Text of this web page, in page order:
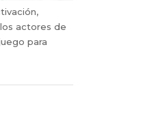
actores de
para